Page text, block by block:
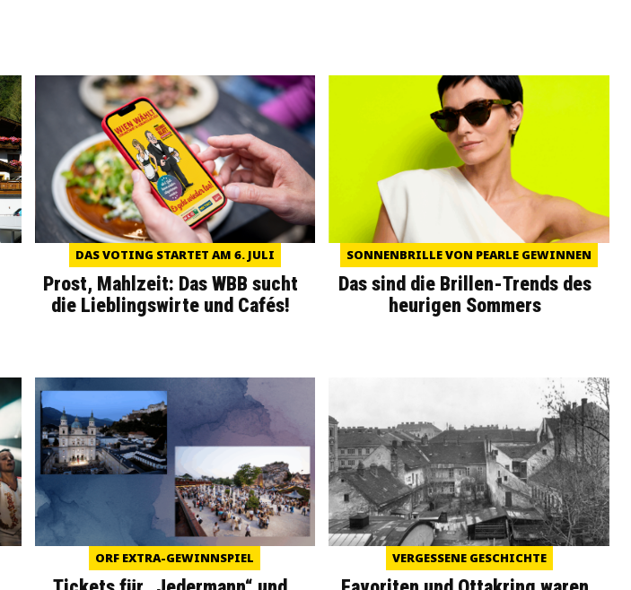
DAS VOTING STARTET AM 6. JULI
Prost, Mahlzeit: Das WBB sucht
die Lieblingswirte und Cafés!
SONNENBRILLE VON PEARLE GEWINNEN
Das sind die Brillen-Trends des
heurigen Sommers
ORF EXTRA-GEWINNSPIEL VERGESSENE GESCHICHTE